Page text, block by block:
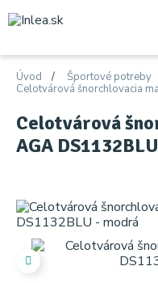
Úvod
Športové potreby
Celotvárová šnorchlovacia
Celotvárová
AGA